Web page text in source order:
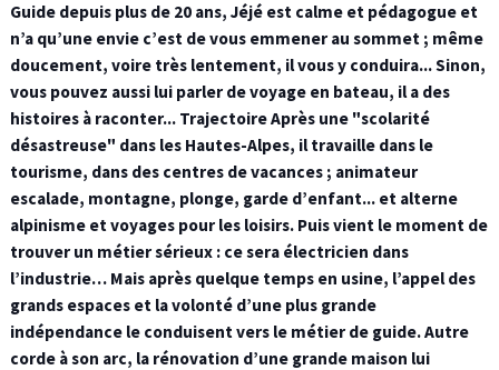
Guide depuis plus de 20 ans, Jéjé est calme et pédagogue et
n’a qu’une envie c’est de vous emmener au sommet ; même
doucement, voire très lentement, il vous y conduira... Sinon,
vous pouvez aussi lui parler de voyage en bateau, il a des
histoires à raconter... Trajectoire Après une "scolarité
désastreuse" dans les Hautes-Alpes, il travaille dans le
tourisme, dans des centres de vacances ; animateur
escalade, montagne, plonge, garde d’enfant... et alterne
alpinisme et voyages pour les loisirs. Puis vient le moment de
trouver un métier sérieux : ce sera électricien dans
l’industrie… Mais après quelque temps en usine, l’appel des
grands espaces et la volonté d’une plus grande
indépendance le conduisent vers le métier de guide. Autre
corde à son arc, la rénovation d’une grande maison lui